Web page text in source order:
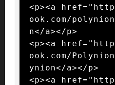
<p><a
ook.com/
n</a></p>
<p><a
ook.com/
ynion</a></p>
<p><a